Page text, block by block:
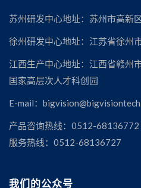
苏州研发中心地址：苏州市高新
徐州研发中心地址：江苏省徐州
江西生产中心地址：江西省赣州
国家高层次人才科创园
E-mail：
产品咨询热线：0512-68136772
服务热线：0512-68136727
我们的公众号